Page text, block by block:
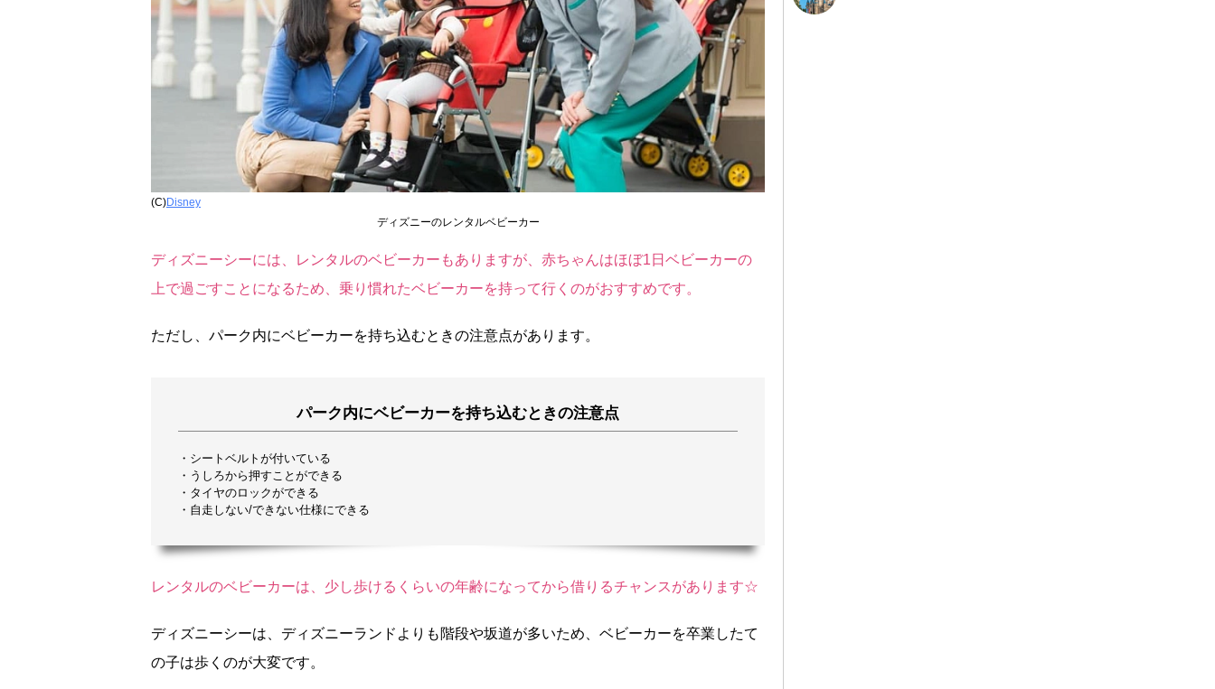
(C)Disney
ディズニーのレンタルベビーカー
ディズニーシーには、レンタルのベビーカーもありますが、赤ちゃんはほぼ1日ベビーカーの
上で過ごすことになるため、乗り慣れたベビーカーを持って行くのがおすすめです。
ただし、パーク内にベビーカーを持ち込むときの注意点があります。
パーク内にベビーカーを持ち込むときの注意点
・シートベルトが付いている
・うしろから押すことができる
・タイヤのロックができる
・自走しない/できない仕様にできる
レンタルのベビーカーは、少し歩けるくらいの年齢になってから借りるチャンスがあります☆
ディズニーシーは、ディズニーランドよりも階段や坂道が多いため、ベビーカーを卒業したて
の子は歩くのが大変です。